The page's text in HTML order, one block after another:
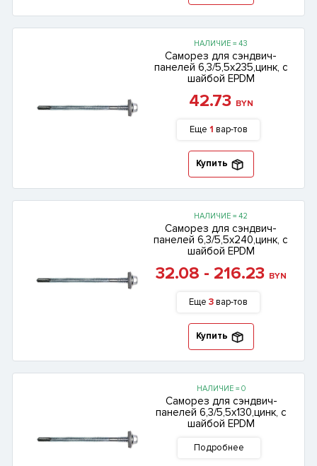
НАЛИЧИЕ = 43
Саморез для сэндвич-
панелей 6,3/5,5х235,цинк, с
шайбой EPDM
42.73 BYN
Еще 1 вар-тов
Купить
НАЛИЧИЕ = 42
Саморез для сэндвич-
панелей 6,3/5,5х240,цинк, с
шайбой EPDM
32.08 - 216.23 BYN
Еще 3вар-тов
Купить
НАЛИЧИЕ = 0
Саморез для сэндвич-
панелей 6,3/5,5х130,цинк, с
шайбой EPDM
Подробнее